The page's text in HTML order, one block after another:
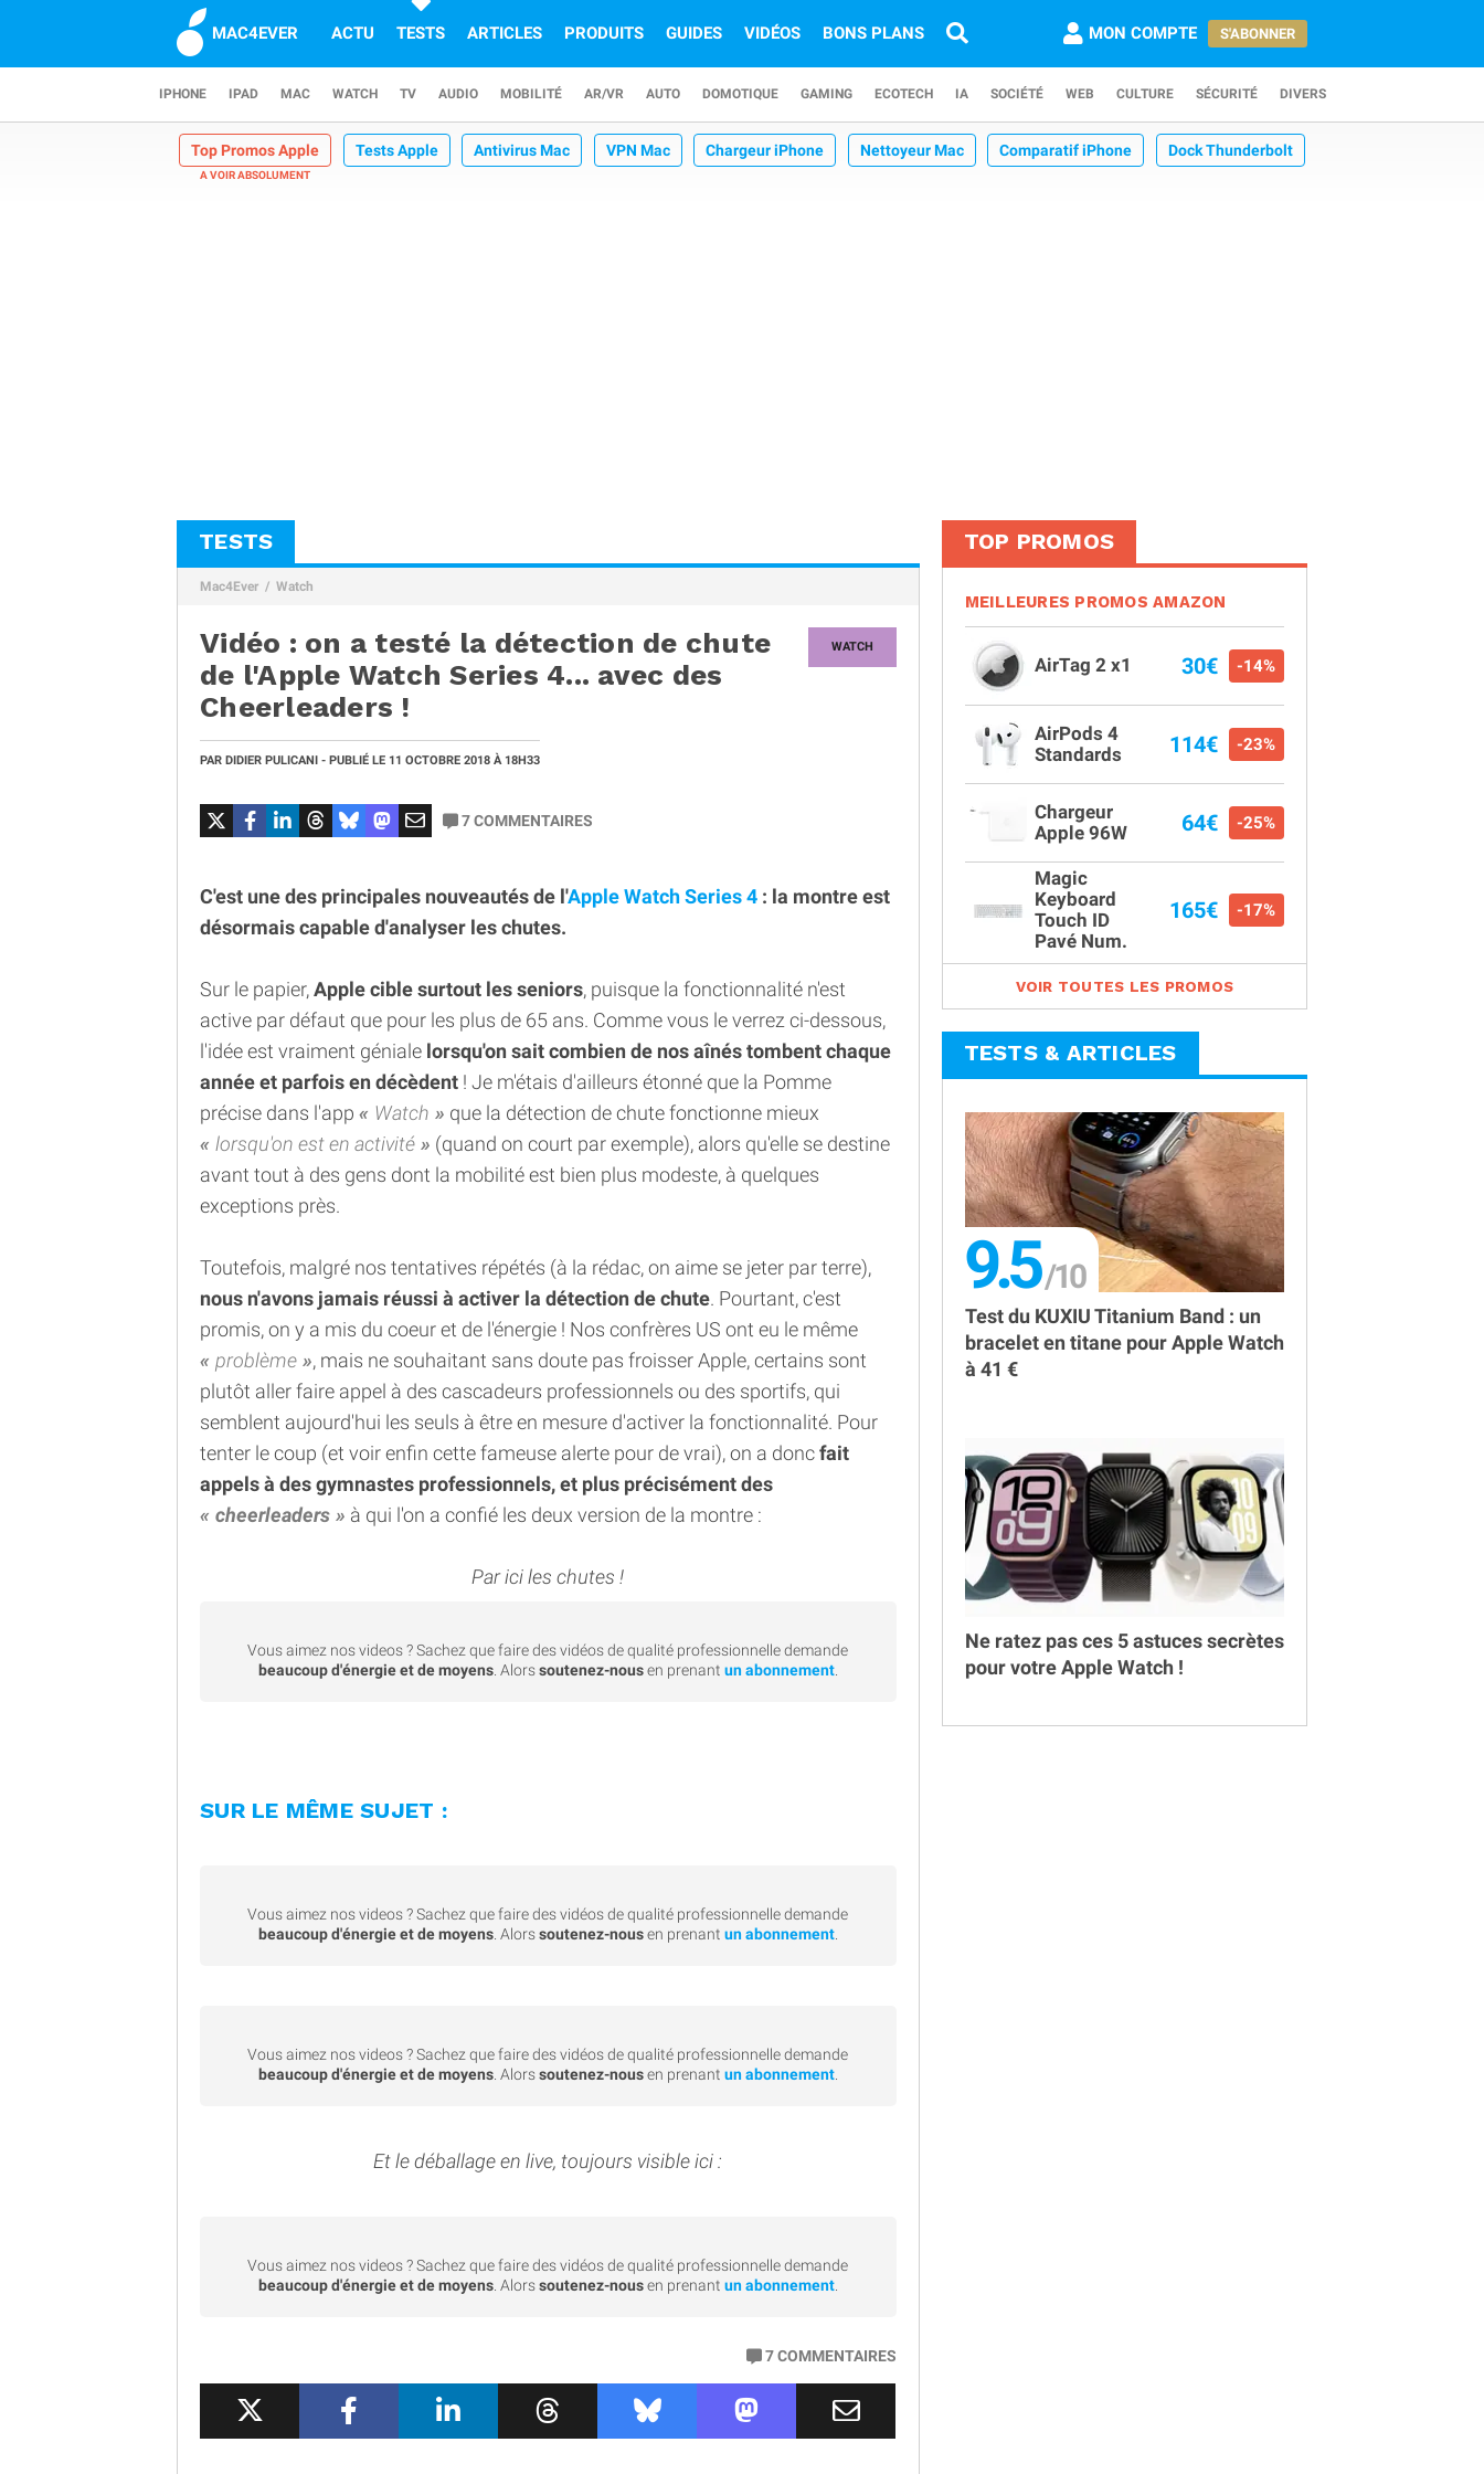
MAC4EVER ACTU TESTS ARTICLES PRODUITS GUIDES VIDÉOS BONS PLANS MON COMPTE S'ABONNER
IPHONE IPAD MAC WATCH TV AUDIO MOBILITÉ AR/VR AUTO DOMOTIQUE GAMING ECOTECH IA SOCIÉTÉ WEB CULTURE SÉCURITÉ DIVERS
Top Promos Apple Tests Apple Antivirus Mac VPN Mac Chargeur iPhone Nettoyeur Mac Comparatif iPhone Dock Thunderbolt
TESTS
Mac4Ever Watch
WATCH
Vidéo : on a testé la détection de chute
de l'Apple Watch Series 4... avec des
Cheerleaders !
PAR DIDIER PULICANI - PUBLIÉ LE 11 OCTOBRE 2018 À 18H33
7COMMENTAIRES
C'est une des principales nouveautés de l'Apple Watch Series 4 : la montre est
désormais capable d'analyser les chutes.
Sur le papier,Apple cible surtout les seniors, puisque la fonctionnalité n'est
active par défaut que pour les plus de 65 ans. Comme vous le verrez ci-dessous,
l'idée est vraiment géniale lorsqu'on sait combien de nos aînés tombent chaque
année et parfois en décèdent ! Je m'étais d'ailleurs étonné que la Pomme
précise dans l'app
Watch
que la détection de chute fonctionne mieux
lorsqu'on est en activité
(quand on court par exemple), alors qu'elle se destine
avant tout à des gens dont la mobilité est bien plus modeste, à quelques
exceptions près.
Toutefois, malgré nos tentatives répétés (à la rédac, on aime se jeter par terre),
nous n'avons jamais réussi à activer la détection de chute. Pourtant, c'est
promis, on y a mis du coeur et de l'énergie ! Nos confrères US ont eu le même
problème
, mais ne souhaitant sans doute pas froisser Apple, certains sont
plutôt aller faire appel à des cascadeurs professionnels ou des sportifs, qui
semblent aujourd'hui les seuls à être en mesure d'activer la fonctionnalité. Pour
tenter le coup (et voir enfin cette fameuse alerte pour de vrai), on a doncfait
appels à des gymnastes professionnels, et plus précisément des
cheerleaders
à qui l'on a confié les deux version de la montre :
Par ici les chutes !
Vous aimez nos videos ? Sachez que faire des vidéos de qualité professionnelle demande
beaucoup d'énergie et de moyens. Alorssoutenez-nousen prenant un abonnement.
SUR LE MÊME SUJET :
Vous aimez nos videos ? Sachez que faire des vidéos de qualité professionnelle demande
beaucoup d'énergie et de moyens. Alorssoutenez-nousen prenant un abonnement.
Vous aimez nos videos ? Sachez que faire des vidéos de qualité professionnelle demande
beaucoup d'énergie et de moyens. Alorssoutenez-nousen prenant un abonnement.
Et le déballage en live, toujours visible ici :
Vous aimez nos videos ? Sachez que faire des vidéos de qualité professionnelle demande
beaucoup d'énergie et de moyens. Alorssoutenez-nousen prenant un abonnement.
7COMMENTAIRES
TOP PROMOS
MEILLEURES PROMOS AMAZON
AirTag 2 x1 30€ -14%
AirPods 4
Standards
114€ -23%
Chargeur
Apple 96W
64€ -25%
Magic
Keyboard
Touch ID
Pavé Num.
165€ -17%
VOIR TOUTES LES PROMOS
TESTS & ARTICLES
9.5
Test du KUXIU Titanium Band : un
bracelet en titane pour Apple Watch
à 41 €
Ne ratez pas ces 5 astuces secrètes
pour votre Apple Watch !